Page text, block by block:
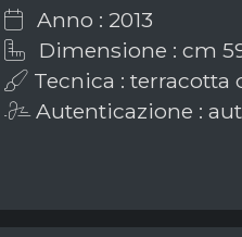
Anno : 2013
Dimensione : cm
Tecnica : terracotta
Autenticazione :